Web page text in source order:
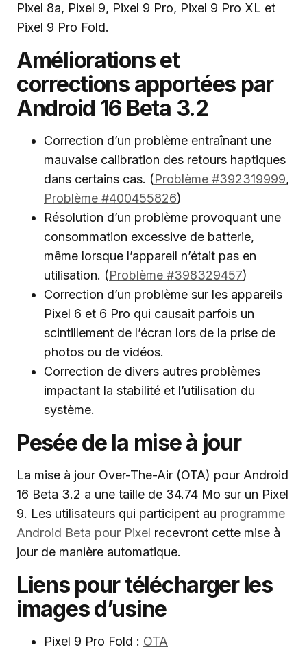
Pixel 8a, Pixel 9, Pixel 9 Pro, Pixel 9 Pro XL et
Pixel 9 Pro Fold.
Améliorations et
corrections apportées par
Android 16 Beta 3.2
Correction d’un problème entraînant une
mauvaise calibration des retours haptiques
dans certains cas. (Problème #392319999,
Problème #400455826)
Résolution d’un problème provoquant une
consommation excessive de batterie,
même lorsque l’appareil n’était pas en
utilisation. (Problème #398329457)
Correction d’un problème sur les appareils
Pixel 6 et 6 Pro qui causait parfois un
scintillement de l’écran lors de la prise de
photos ou de vidéos.
Correction de divers autres problèmes
impactant la stabilité et l’utilisation du
système.
Pesée de la mise à jour
La mise à jour Over-The-Air (OTA) pour Android
16 Beta 3.2 a une taille de 34.74 Mo sur un Pixel
9. Les utilisateurs qui participent au programme
Android Beta pour Pixel recevront cette mise à
jour de manière automatique.
Liens pour télécharger les
images d’usine
Pixel 9 Pro Fold : OTA